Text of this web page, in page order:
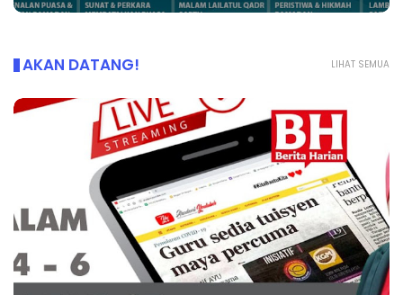
LIHAT SEMUA
AKAN DATANG!